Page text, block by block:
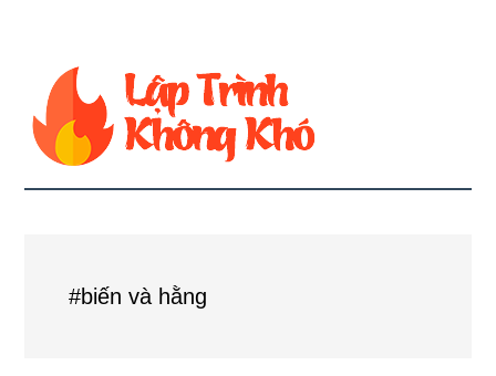
#biến và hằng